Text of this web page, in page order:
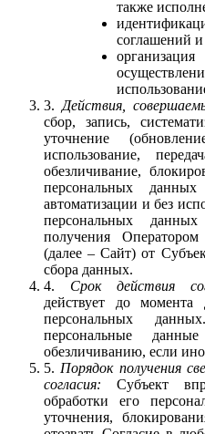
также
соглашений
3. Действия,
сбор, запись,
уточнение
использование,
обезличивание,
персональных
автоматизации и без
персональных
получения
(далее – Сайт) от
сбора данных.
4. Срок действия
действует до момента
персональных
персональные
обезличиванию, если
5. Порядок получения
согласия: Субъект
обработки его
уточнения,